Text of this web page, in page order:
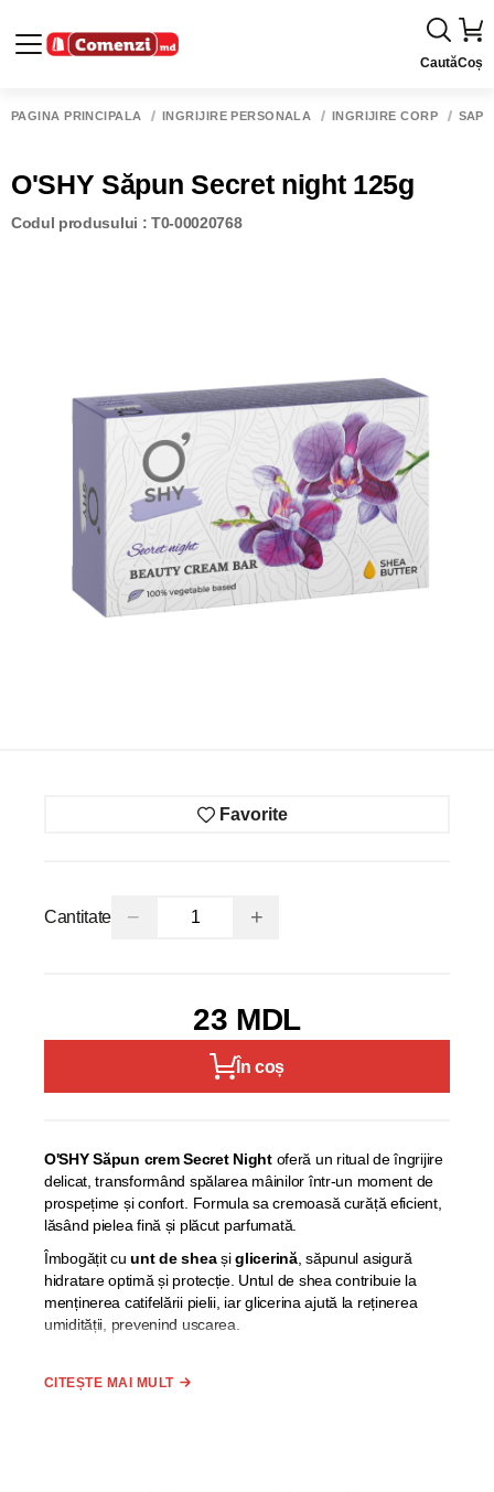
CautăCoș
PAGINA PRINCIPALĂ ÎNGRIJIRE PERSONALĂ ÎNGRIJIRE CORP
O'SHY Săpun Secret night 125g
Codul produsului : T0-00020768
Favorite
Cantitate − +
23 MDL
În coș
O'SHY Săpun crem Secret Nightoferă un ritual de îngrijire
delicat, transformând spălarea mâinilor într-un moment de
prospețime și confort. Formula sa cremoasă curăță eficient,
lăsând pielea fină și plăcut parfumată.
Îmbogățit cuunt de sheașiglicerină, săpunul asigură
hidratare optimă și protecție. Untul de shea contribuie la
menținerea catifelării pielii, iar glicerina ajută la reținerea
umidității, prevenind uscarea.
fără a provoca iritații, fiind potrivit pentru utilizare zilnică.
CITEȘTE MAI MULT